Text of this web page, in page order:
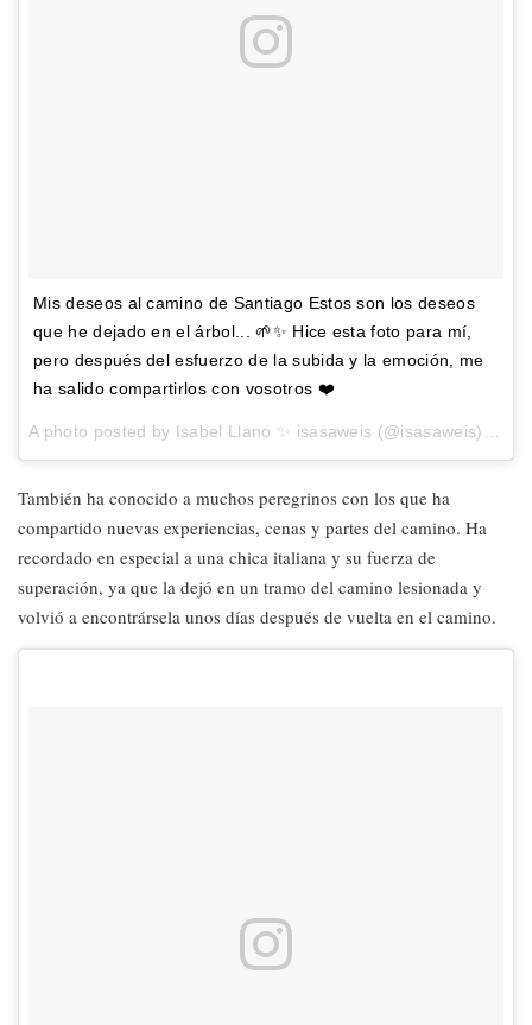
Mis deseos al camino de Santiago Estos son los deseos
que he dejado en el árbol... 🌱✨ Hice esta foto para mí,
pero después del esfuerzo de la subida y la emoción, me
ha salido compartirlos con vosotros ❤️
También ha conocido a muchos peregrinos con los que ha
compartido nuevas experiencias, cenas y partes del camino. Ha
recordado en especial a una chica italiana y su fuerza de
superación, ya que la dejó en un tramo del camino lesionada y
volvió a encontrársela unos días después de vuelta en el camino.